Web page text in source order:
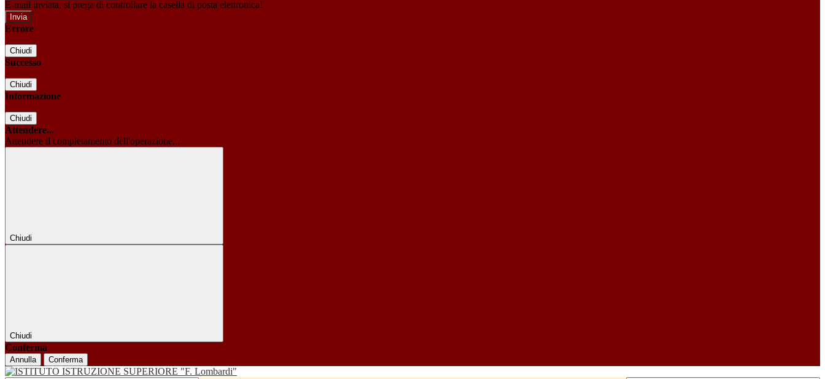
E-mail inviata, si prega di controllare la casella di posta elettronica!
Errore
Chiudi
Successo
Chiudi
Informazione
Chiudi
Attendere...
Attendere il completamento dell'operazione...
Chiudi
Chiudi
Conferma
Annulla Conferma